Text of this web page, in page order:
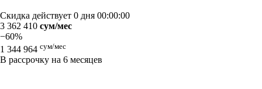
Скидка действует 0 дня 00:00:00
3 362 410 сум/мес
−60%
1 344 964 сум/мес
В рассрочку на 6 месяцев